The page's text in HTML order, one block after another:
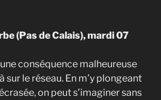
(Pas de Calais), mardi 07
conséquence malheureuse
le réseau. En m’y plongeant
on peut s’imaginer sans